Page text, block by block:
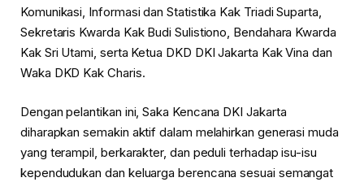
Komunikasi, Informasi dan Statistika Kak Triadi Suparta,
Sekretaris Kwarda Kak Budi Sulistiono, Bendahara Kwarda
Kak Sri Utami, serta Ketua DKD DKI Jakarta Kak Vina dan
Waka DKD Kak Charis.
Dengan pelantikan ini, Saka Kencana DKI Jakarta
diharapkan semakin aktif dalam melahirkan generasi muda
yang terampil, berkarakter, dan peduli terhadap isu-isu
kependudukan dan keluarga berencana sesuai semangat